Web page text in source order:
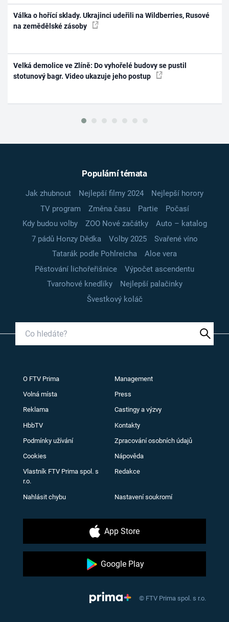
Válka o hořící sklady. Ukrajinci udeřili na Wildberries, Rusové
na zemědělské zásoby
Velká demolice ve Zlíně: Do vyhořelé budovy se pustil
stotunový bagr. Video ukazuje jeho postup
Populární témata
Jak zhubnout Nejlepší filmy 2024
Nejlepší horory
TV program
Změna času Partie
Počasí
Kdy budou volby
ZOO Nové začátky
Auto – katalog
7 pádů Honzy Dědka
Volby 2025
Svařené víno
Tatarák podle Pohlreicha
Aloe vera
Pěstování lichořeřišnice
Výpočet ascendentu
Tvarohové knedlíky
Nejlepší palačinky
Švestkový koláč
O FTV Prima Management
Volná místa Press
Reklama Castingy a výzvy
HbbTV Kontakty
Podmínky užívání Zpracování osobních údajů
Cookies Nápověda
Vlastník FTV Prima spol. s
r.o.
Redakce
Nahlásit chybu Nastavení soukromí
App Store
Google Play
© FTV Prima spol. s r.o.